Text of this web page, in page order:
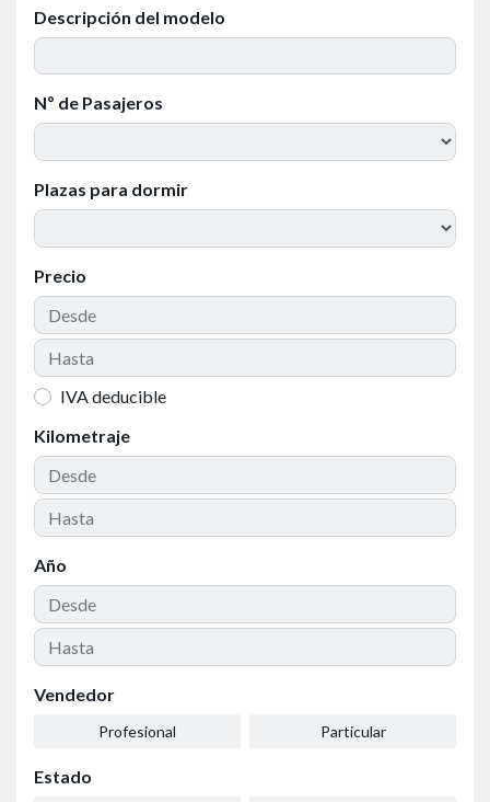
Descripción del modelo
Nº de Pasajeros
Plazas para dormir
Precio
IVA deducible
Kilometraje
Año
Vendedor
Profesional Particular
Estado